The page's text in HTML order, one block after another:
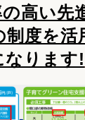
高い先
制度を活
なります!